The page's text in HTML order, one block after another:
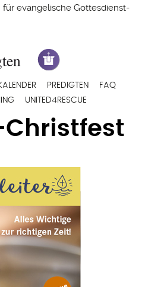
für evangelische Gottesdienst-
PREDIGTEN
FAQ
UNITED4RESCUE